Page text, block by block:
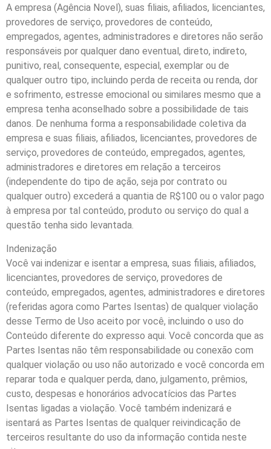
A empresa (Agência Novel), suas filiais, afiliados, licenciantes,
provedores de serviço, provedores de conteúdo,
empregados, agentes, administradores e diretores não serão
responsáveis por qualquer dano eventual, direto, indireto,
punitivo, real, consequente, especial, exemplar ou de
qualquer outro tipo, incluindo perda de receita ou renda, dor
e sofrimento, estresse emocional ou similares mesmo que a
empresa tenha aconselhado sobre a possibilidade de tais
danos. De nenhuma forma a responsabilidade coletiva da
empresa e suas filiais, afiliados, licenciantes, provedores de
serviço, provedores de conteúdo, empregados, agentes,
administradores e diretores em relação a terceiros
(independente do tipo de ação, seja por contrato ou
qualquer outro) excederá a quantia de R$100 ou o valor pago
à empresa por tal conteúdo, produto ou serviço do qual a
questão tenha sido levantada.
Indenização
Você vai indenizar e isentar a empresa, suas filiais, afiliados,
licenciantes, provedores de serviço, provedores de
conteúdo, empregados, agentes, administradores e diretores
(referidas agora como Partes Isentas) de qualquer violação
desse Termo de Uso aceito por você, incluindo o uso do
Conteúdo diferente do expresso aqui. Você concorda que as
Partes Isentas não têm responsabilidade ou conexão com
qualquer violação ou uso não autorizado e você concorda em
reparar toda e qualquer perda, dano, julgamento, prêmios,
custo, despesas e honorários advocatícios das Partes
Isentas ligadas a violação. Você também indenizará e
isentará as Partes Isentas de qualquer reivindicação de
terceiros resultante do uso da informação contida neste